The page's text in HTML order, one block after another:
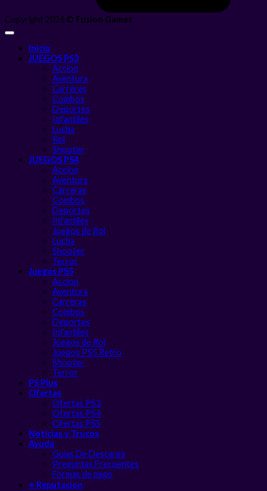
Copyright 2026 © Fusion Games
Inicio
JUEGOS PS3
Accion
Aventura
Carreras
Combos
Deportes
Infantiles
Lucha
Rol
Shooter
JUEGOS PS4
Accion
Aventura
Carreras
Combos
Deportes
Infantiles
Juegos de Rol
Lucha
Shooter
Terror
Juegos PS5
Accion
Aventura
Carreras
Combos
Deportes
Infantiles
Juegos de Rol
Juegos PS5 Retro
Shooter
Terror
PS Plus
Ofertas
Ofertas PS3
Ofertas PS4
Ofertas PS5
Noticias y Trucos
Ayuda
Guias De Descarga
Preguntas Frecuentes
Formas de pago
⭐ Reputacion